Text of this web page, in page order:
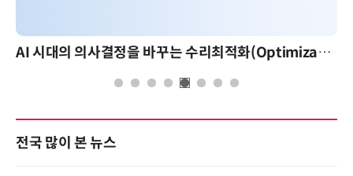
AI 시대의 의사결정을 바꾸는 수리최적화(Optimization): 실제 산업 적용 사례와 활용 전략
전국 많이 본 뉴스